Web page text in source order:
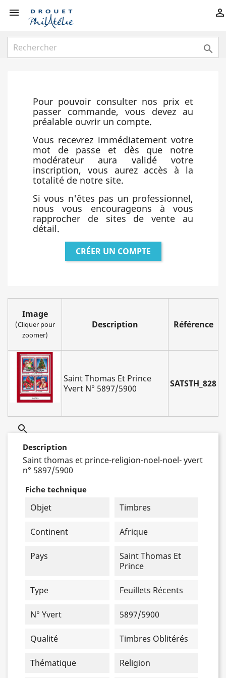
 

Pour pouvoir consulter nos prix et
passer commande, vous devez au
préalable ouvrir un compte.
Vous recevrez immédiatement votre
mot de passe et dès que notre
modérateur aura validé votre
inscription, vous aurez accès à la
totalité de notre site.
Si vous n'êtes pas un professionnel,
nous vous encourageons à vous
rapprocher de sites de vente au
détail.
CRÉER UN COMPTE
Image
(Cliquer pour
zoomer)
Description Référence

Saint Thomas Et Prince
Yvert N° 5897/5900
SATSTH_828
Description
Saint thomas et prince-religion-noel-noel- yvert
n° 5897/5900
Fiche technique
Objet Timbres
Continent Afrique
Pays
Saint Thomas Et
Prince
Type Feuillets Récents
N° Yvert 5897/5900
Qualité Timbres Oblitérés
Thématique Religion